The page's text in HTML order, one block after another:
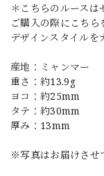
＊こちらのルースは
ご購入の際にこち
デザインスタイルを
産地：ミャンマー
重さ：約13.9g
ヨコ：約25mm
タテ：約30mm
厚み：13mm
※写真はお届けさせ